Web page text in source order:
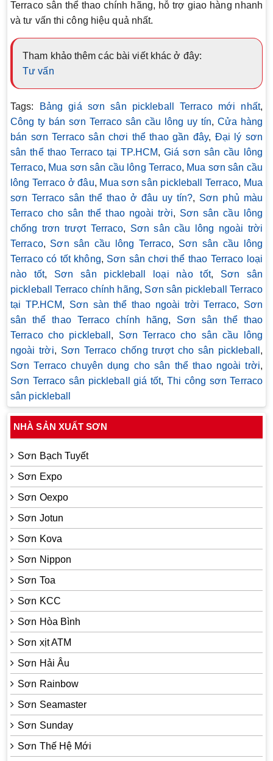
Terraco sân thể thao chính hãng, hỗ trợ giao hàng nhanh
và tư vấn thi công hiệu quả nhất.
Tham khảo thêm các bài viết khác ở đây:
Tư vấn
Tags: Bảng giá sơn sân pickleball Terraco mới nhất,
Công ty bán sơn Terraco sân cầu lông uy tín, Cửa hàng
bán sơn Terraco sân chơi thể thao gần đây, Đại lý sơn
sân thể thao Terraco tại TP.HCM,Giá sơn sân cầu lông
Terraco, Mua sơn sân cầu lông Terraco, Mua sơn sân cầu
lông Terraco ở đâu, Mua sơn sân pickleball Terraco, Mua
sơn Terraco sân thể thao ở đâu uy tín?, Sơn phủ màu
Terraco cho sân thể thao ngoài trời, Sơn sân cầu lông
chống trơn trượt Terraco, Sơn sân cầu lông ngoài trời
Terraco, Sơn sân cầu lông Terraco, Sơn sân cầu lông
Terraco có tốt không, Sơn sân chơi thể thao Terraco loại
nào tốt, Sơn sân pickleball loại nào tốt, Sơn sân
pickleball Terraco chính hãng, Sơn sân pickleball Terraco
tại TP.HCM, Sơn sàn thể thao ngoài trời Terraco, Sơn
sân thể thao Terraco chính hãng, Sơn sân thể thao
Terraco cho pickleball , Sơn Terraco cho sân cầu lông
ngoài trời, Sơn Terraco chống trượt cho sân pickleball ,
Sơn Terraco chuyên dụng cho sân thể thao ngoài trời,
Sơn Terraco sân pickleball giá tốt, Thi công sơn Terraco
sân pickleball
NHÀ SẢN XUẤT SƠN
Sơn Bạch Tuyết
Sơn Expo
Sơn Oexpo
Sơn Jotun
Sơn Kova
Sơn Nippon
Sơn Toa
Sơn KCC
Sơn Hòa Bình
Sơn xịt ATM
Sơn Hải Âu
Sơn Rainbow
Sơn Seamaster
Sơn Sunday
Sơn Thế Hệ Mới